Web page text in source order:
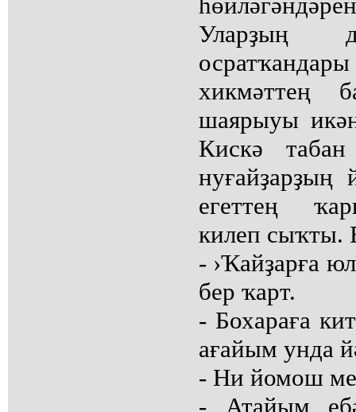
Уларҙың
хикмәттең
шаярыуы
Кискә
егеттең
килеп сыҡты.
- ›Ҡайҙарға
бер ҡарт.
- Бохараға
ағайым унда
- Ни йомош
- Атайым